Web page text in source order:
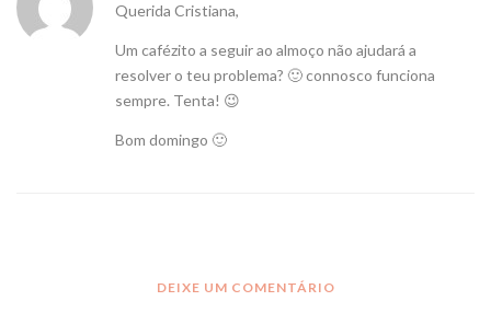
Querida Cristiana,
Um cafézito a seguir ao almoço não ajudará a
resolver o teu problema? 🙂 connosco funciona
sempre. Tenta! 😉
Bom domingo 🙂
DEIXE UM COMENTÁRIO